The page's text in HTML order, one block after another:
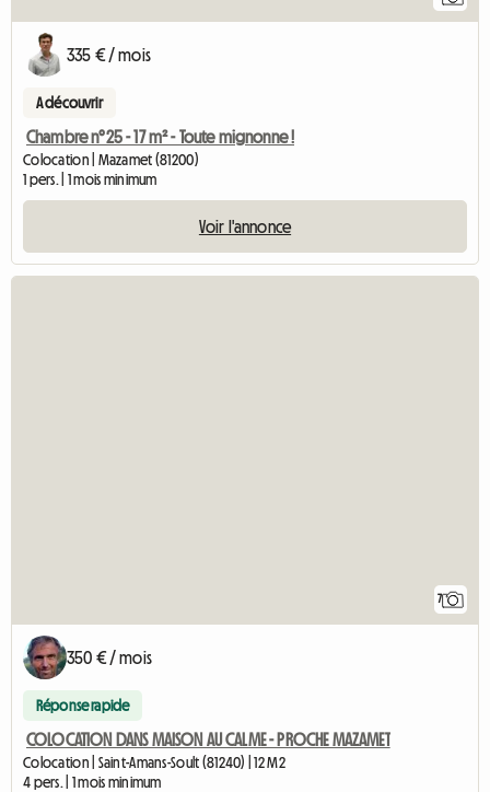
335 € / mois
A découvrir
Chambre n°25 - 17 m² - Toute mignonne !
Colocation | Mazamet (81200)
1 pers. | 1 mois minimum
Voir l'annonce
7
350 € / mois
Réponse rapide
COLOCATION DANS MAISON AU CALME - PROCHE MAZAMET
Colocation | Saint-Amans-Soult (81240) | 12 M2
4 pers. | 1 mois minimum